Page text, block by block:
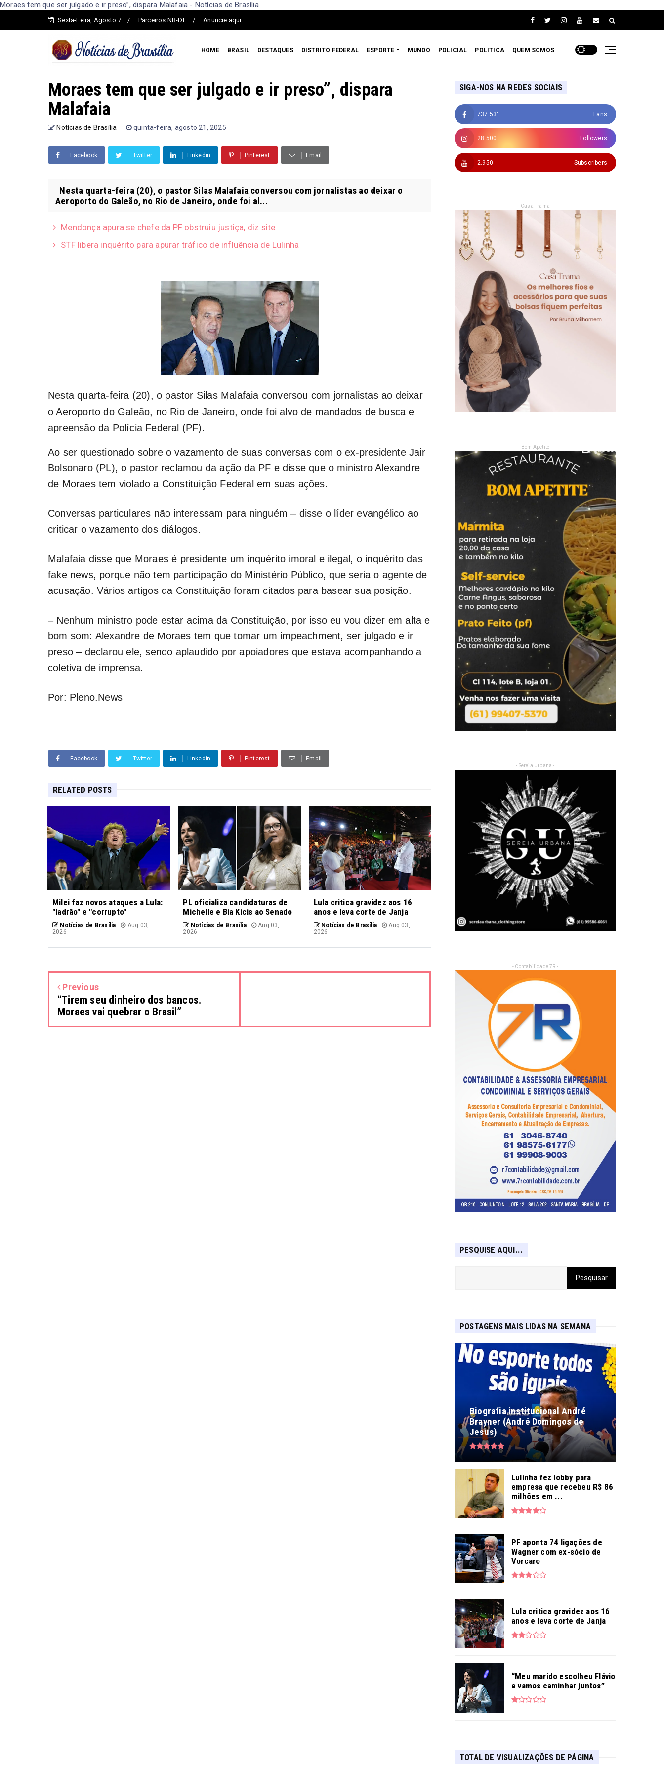
Moraes tem que ser julgado e ir preso”, dispara Malafaia - Notícias de Brasília
Sexta-Feira, Agosto 7 Parceiros NB-DF Anuncie aqui
HOME BRASIL DESTAQUES DISTRITO FEDERAL ESPORTE MUNDO POLICIAL POLITICA QUEM SOMOS
Moraes tem que ser julgado e ir preso”, dispara
Malafaia
Notícias de Brasília quinta-feira, agosto 21, 2025
Facebook Twitter Linkedin Pinterest Email
Nesta quarta-feira (20), o pastor Silas Malafaia conversou com jornalistas ao deixar o
Aeroporto do Galeão, no Rio de Janeiro, onde foi al...
Mendonça apura se chefe da PF obstruiu justiça, diz site
STF libera inquérito para apurar tráfico de influência de Lulinha
Nesta quarta-feira (20), o pastor Silas Malafaia conversou com jornalistas ao deixar
o Aeroporto do Galeão, no Rio de Janeiro, onde foi alvo de mandados de busca e
apreensão da Polícia Federal (PF).
Ao ser questionado sobre o vazamento de suas conversas com o ex-presidente Jair
Bolsonaro (PL), o pastor reclamou da ação da PF e disse que o ministro Alexandre
de Moraes tem violado a Constituição Federal em suas ações.
Conversas particulares não interessam para ninguém – disse o líder evangélico ao
criticar o vazamento dos diálogos.
Malafaia disse que Moraes é presidente um inquérito imoral e ilegal, o inquérito das
fake news, porque não tem participação do Ministério Público, que seria o agente de
acusação. Vários artigos da Constituição foram citados para basear sua posição.
– Nenhum ministro pode estar acima da Constituição, por isso eu vou dizer em alta e
bom som: Alexandre de Moraes tem que tomar um impeachment, ser julgado e ir
preso – declarou ele, sendo aplaudido por apoiadores que estava acompanhando a
coletiva de imprensa.
Por: Pleno.News
Facebook Twitter Linkedin Pinterest Email
RELATED POSTS
Milei faz novos ataques a Lula:
"ladrão" e "corrupto"
Notícias de Brasília
Aug 03,
2026
PL oficializa candidaturas de
Michelle e Bia Kicis ao Senado
Notícias de Brasília
Aug 03,
2026
Lula critica gravidez aos 16
anos e leva corte de Janja
Notícias de Brasília
Aug 03,
2026
Previous
“Tirem seu dinheiro dos bancos.
Moraes vai quebrar o Brasil”
SIGA-NOS NA REDES SOCIAIS
737.531 Fans
28.500 Followers
2.950 Subscribers
- Casa Trama -
- Bom Apetite -
- Sereia Urbana -
- Contabilidade 7R -
PESQUISE AQUI...
POSTAGENS MAIS LIDAS NA SEMANA
Biografia institucional André
Brayner (André Domingos de
Jesus)
Lulinha fez lobby para
empresa que recebeu R$ 86
milhões em ...
PF aponta 74 ligações de
Wagner com ex-sócio de
Vorcaro
Lula critica gravidez aos 16
anos e leva corte de Janja
“Meu marido escolheu Flávio
e vamos caminhar juntos”
TOTAL DE VISUALIZAÇÕES DE PÁGINA